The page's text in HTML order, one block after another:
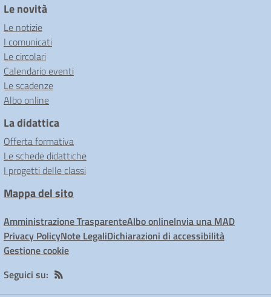
Le novità
Le notizie
I comunicati
Le circolari
Calendario eventi
Le scadenze
Albo online
La didattica
Offerta formativa
Le schede didattiche
I progetti delle classi
Mappa del sito
Amministrazione TrasparenteAlbo onlineInvia una MAD
Privacy PolicyNote LegaliDichiarazioni di accessibilità
Gestione cookie
Seguici su: